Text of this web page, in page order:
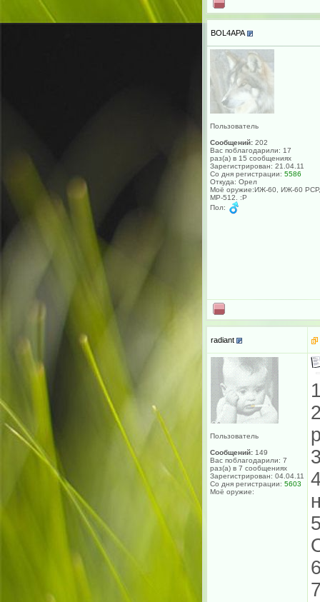
BOL4APA
Пользователь
Сообщений: 202
Вас поблагодарили: 17
раз(а) в 15 сообщениях
Зарегистрирован: 21.04.11
Со дня регистрации: 5586
Откуда: Орел
Моё оружие:ИЖ-60, ИЖ-60 РСР,
МР-512. :P
Пол:
radiant
Пользователь
Сообщений: 149
Вас поблагодарили: 7
раз(а) в 7 сообщениях
Зарегистрирован: 04.04.11
Со дня регистрации: 5603
Моё оружие: